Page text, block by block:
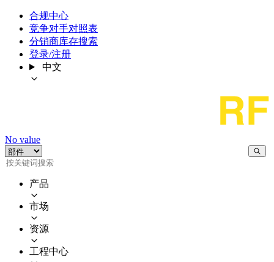
合规中心
竞争对手对照表
分销商库存搜索
登录/注册
中文
No value
产品
市场
资源
工程中心